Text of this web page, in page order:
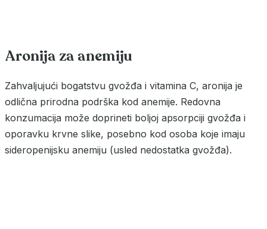
Aronija za anemiju
Zahvaljujući bogatstvu gvožđa i vitamina C, aronija je
odlična prirodna podrška kod anemije. Redovna
konzumacija može doprineti boljoj apsorpciji gvožđa i
oporavku krvne slike, posebno kod osoba koje imaju
sideropenijsku anemiju (usled nedostatka gvožđa).